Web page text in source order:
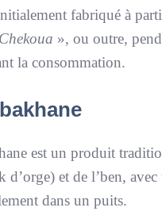
fabriqué à
Chekoua », ou outre,
la consommation.
est un produit
d’orge) et de l’ben,
dans un puits.